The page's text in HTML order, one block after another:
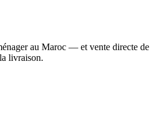
au Maroc — et vente directe de
livraison.